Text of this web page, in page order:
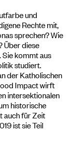
und
Rechte mit,
sprechen? Wie
Über diese
Sie kommt aus
studiert.
der Katholischen
Impact wirft
intersektionalen
historische
auch für Zeit
ist sie Teil